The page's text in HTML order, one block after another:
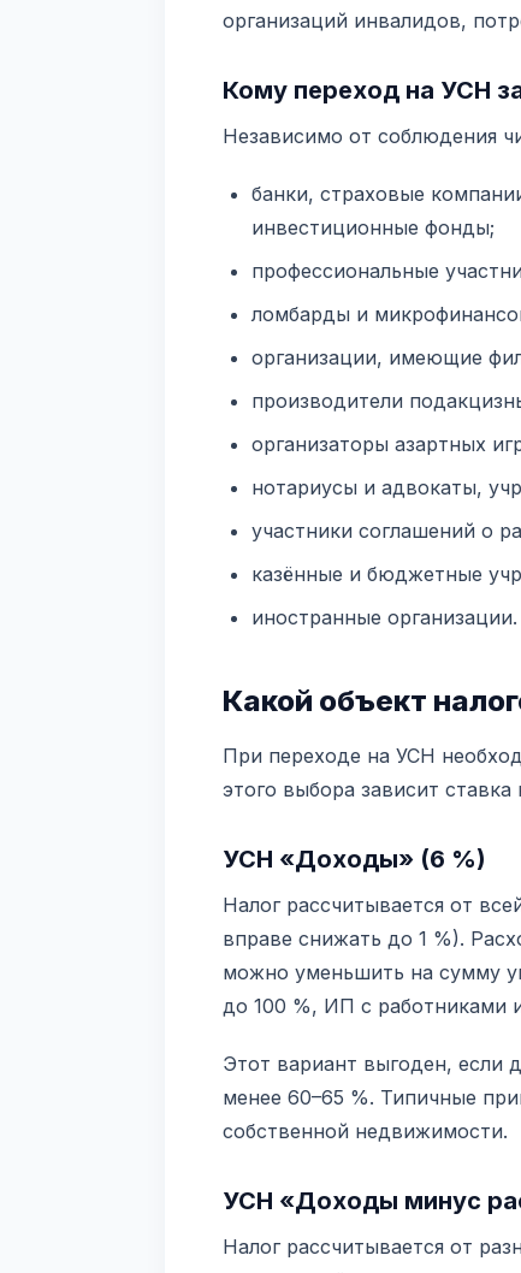
организаций инвалидов,
Кому переход на УСН
Независимо от соблюдения
банки, страховые
инвестиционные фонды;
профессиональные
ломбарды и
организации, имеющие
производители
организаторы азартных
нотариусы и адвокаты,
участники соглашений о
казённые и бюджетные
иностранные организации.
Какой объект
При переходе на УСН
этого выбора зависит
УСН «Доходы» (6 %)
Налог рассчитывается от
вправе снижать до 1 %).
можно уменьшить на сумму
до 100 %, ИП с работниками
Этот вариант выгоден, если
менее 60–65 %. Типичные
собственной недвижимости.
УСН «Доходы минус
Налог рассчитывается от